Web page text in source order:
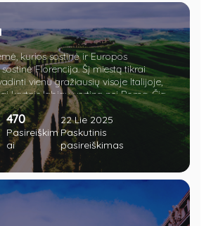
kurios sostinė ir Europos
sostinė Florencija. Šį miestą tikrai
vienu gražiausių visoje Italijoje,
kartais labiau vertina nei Romą. Čia
paveldo, kad Stendalio
akimirksniu. Tad, gyventi Italijoje
Florencijoje - štai kas yra
470
Pasireiškim
ai
22 Lie 2025
Paskutinis
pasireiškimas